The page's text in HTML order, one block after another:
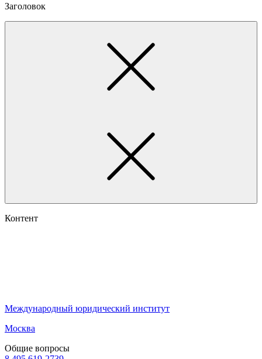
Заголовок
Контент
Международный юридический институт
Москва
Общие вопросы